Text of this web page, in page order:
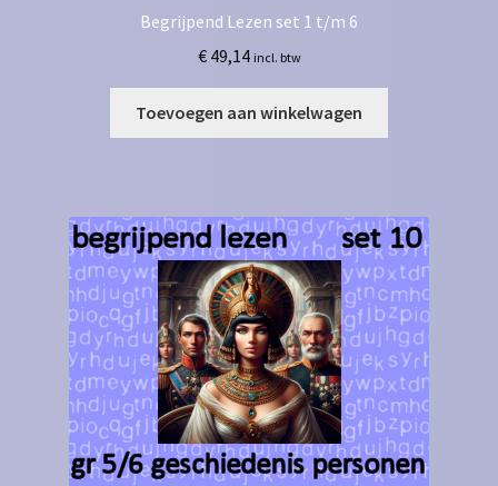
Begrijpend Lezen set 1 t/m 6
€49,14 incl. btw
Toevoegen aan winkelwagen